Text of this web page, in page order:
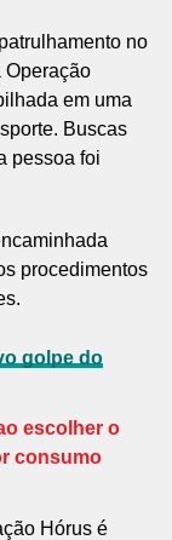
no
Operação
em uma
Buscas
pessoa foi
procedimentos
golpe do
escolher o
consumo
Hórus é